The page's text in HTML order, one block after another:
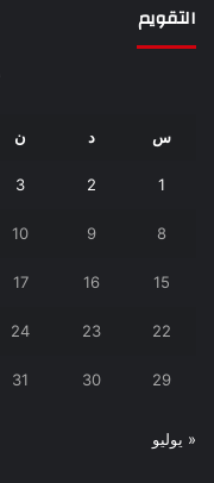
التقويم
س د ن
1
2
3
8
9
10
15
16
17
22
23
24
29
30
31
« يوليو